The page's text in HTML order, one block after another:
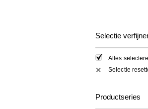
Selectie
Alles
✕ Selectie
Productseries